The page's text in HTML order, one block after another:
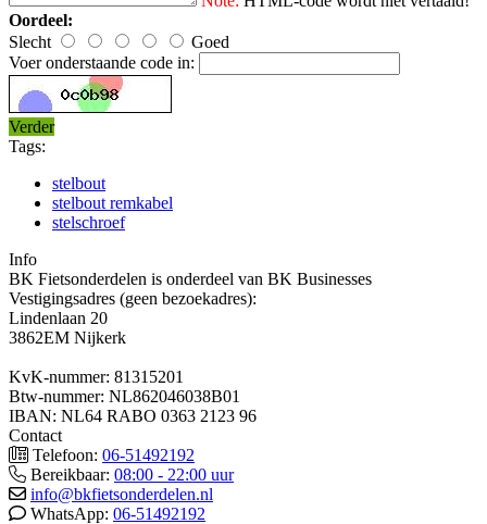
Oordeel:
Slecht
Goed
Voer onderstaande code in:
Verder
Tags:
stelbout
stelbout remkabel
stelschroef
Info
BK Fietsonderdelen is onderdeel van BK Businesses
Vestigingsadres (geen bezoekadres):
Lindenlaan 20
3862EM Nijkerk
KvK-nummer: 81315201
Btw-nummer: NL862046038B01
IBAN: NL64 RABO 0363 2123 96
Contact
Telefoon: 06-51492192
Bereikbaar: 08:00 - 22:00 uur
info@bkfietsonderdelen.nl
WhatsApp: 06-51492192